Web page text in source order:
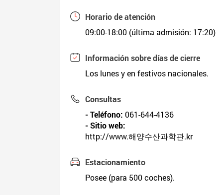
Horario de atención
09:00-18:00 (última admisión: 17:20)
Información sobre días de cierre
Los lunes y en festivos nacionales.
Consultas
- Teléfono: 061-644-4136
- Sitio web:
http://www.해양수산과학관.kr
Estacionamiento
Posee (para 500 coches).